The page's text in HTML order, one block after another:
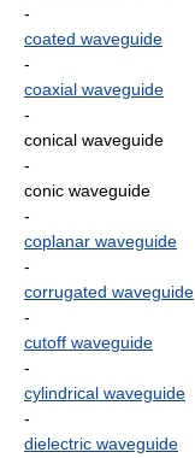
-
coated waveguide
-
coaxial waveguide
-
conical waveguide
-
conic waveguide
-
coplanar waveguide
-
corrugated waveguide
-
cutoff waveguide
-
cylindrical waveguide
-
dielectric waveguide